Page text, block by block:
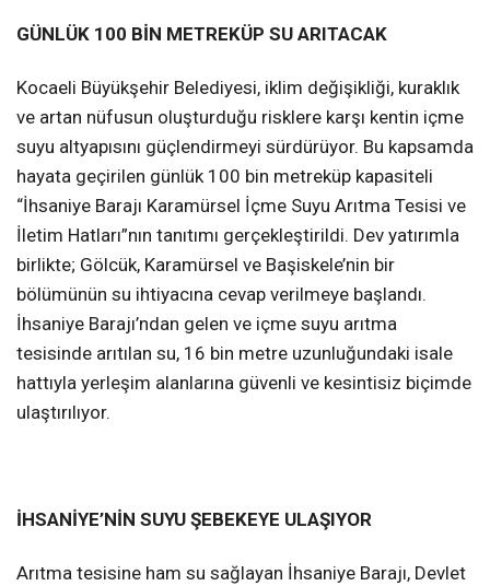
GÜNLÜK 100 BİN METREKÜP SU ARITACAK
Kocaeli Büyükşehir Belediyesi, iklim değişikliği, kuraklık
ve artan nüfusun oluşturduğu risklere karşı kentin içme
suyu altyapısını güçlendirmeyi sürdürüyor. Bu kapsamda
hayata geçirilen günlük 100 bin metreküp kapasiteli
“İhsaniye Barajı Karamürsel İçme Suyu Arıtma Tesisi ve
İletim Hatları”nın tanıtımı gerçekleştirildi. Dev yatırımla
birlikte; Gölcük, Karamürsel ve Başiskele’nin bir
bölümünün su ihtiyacına cevap verilmeye başlandı.
İhsaniye Barajı’ndan gelen ve içme suyu arıtma
tesisinde arıtılan su, 16 bin metre uzunluğundaki isale
hattıyla yerleşim alanlarına güvenli ve kesintisiz biçimde
ulaştırılıyor.
İHSANİYE’NİN SUYU ŞEBEKEYE ULAŞIYOR
Arıtma tesisine ham su sağlayan İhsaniye Barajı, Devlet